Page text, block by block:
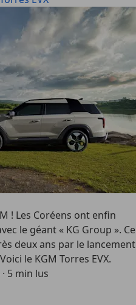
! Les Coréens ont enfin
le géant « KG Group ». Ce
deux ans par le lancement
le KGM Torres EVX.
· 5 min lus